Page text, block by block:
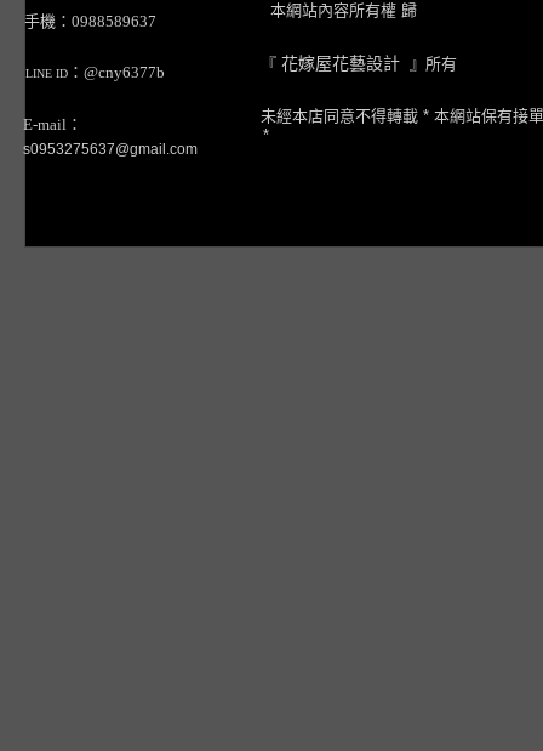
手機：0988589637
LINE ID ：@cny6377b
E-mail：
s0953275637@gmail.com
本網站內容所有權 歸
『 花嫁屋花藝設計 』所有
未經本店同意不得轉載 * 本網站保有接
*